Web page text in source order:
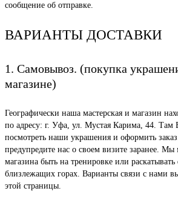
сообщение об отправке.
ВАРИАНТЫ ДОСТАВКИ
1. Самовывоз. (покупка
магазине)
Географически наша мастерская и магазин
по адресу: г. Уфа, ул. Мустая Карима, 44. Там
посмотреть наши украшения и оформить
предупредите нас о своем визите заранее.
магазина быть на тренировке или
близлежащих горах. Варианты связи с нами
этой страницы.